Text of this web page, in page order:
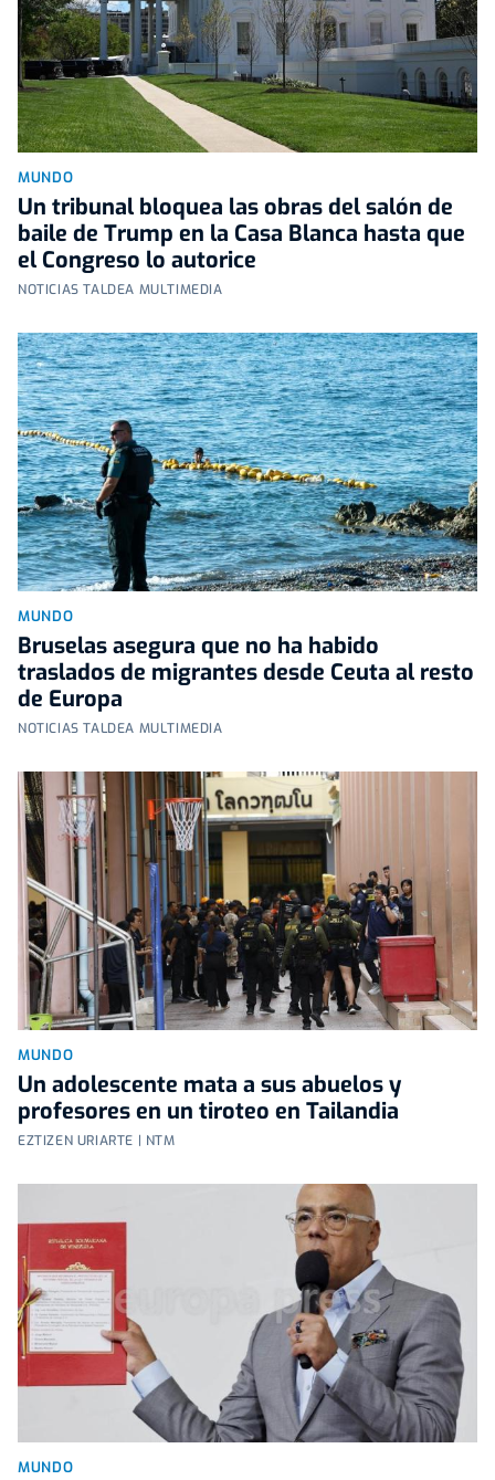
MUNDO
Un tribunal bloquea las obras del salón de
baile de Trump en la Casa Blanca hasta que
el Congreso lo autorice
NOTICIAS TALDEA MULTIMEDIA
MUNDO
Bruselas asegura que no ha habido
traslados de migrantes desde Ceuta al resto
de Europa
NOTICIAS TALDEA MULTIMEDIA
MUNDO
Un adolescente mata a sus abuelos y
profesores en un tiroteo en Tailandia
EZTIZEN URIARTE | NTM
MUNDO